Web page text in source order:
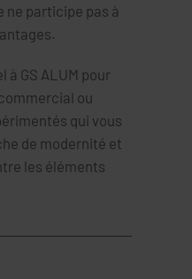
participe pas à
GS ALUM pour
ou
qui vous
de modernité et
les éléments